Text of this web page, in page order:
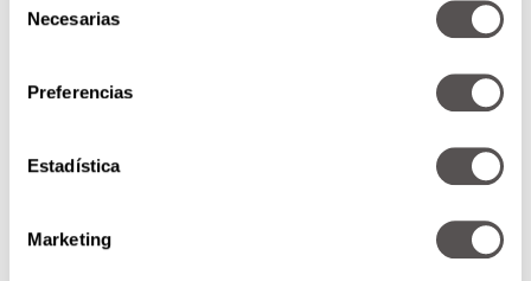
Necesarias
Preferencias
Estadística
Marketing